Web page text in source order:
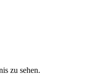
zu sehen.